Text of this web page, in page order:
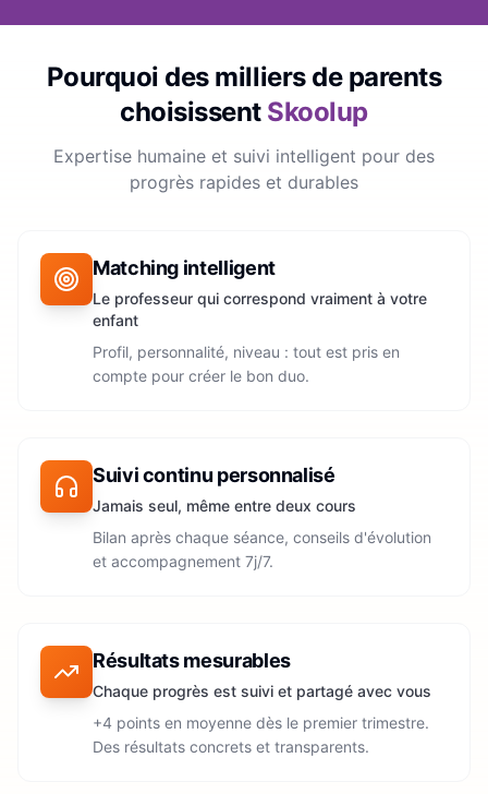
Pourquoi des milliers de parents
choisissent Skoolup
Expertise humaine et suivi intelligent pour des
progrès rapides et durables
Matching intelligent
Le professeur qui correspond vraiment à votre
enfant
Profil, personnalité, niveau : tout est pris en
compte pour créer le bon duo.
Suivi continu personnalisé
Jamais seul, même entre deux cours
Bilan après chaque séance, conseils d'évolution
et accompagnement 7j/7.
Résultats mesurables
Chaque progrès est suivi et partagé avec vous
+4 points en moyenne dès le premier trimestre.
Des résultats concrets et transparents.